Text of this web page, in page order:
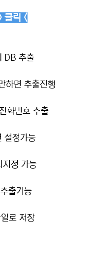
클릭 <
DB 추출
하면 추출진행
화번호 추출
설정가능
지정 가능
출기능
로 저장